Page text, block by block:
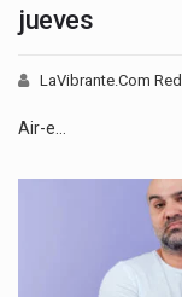
jueves
LaVibrante.Com
Air-e…